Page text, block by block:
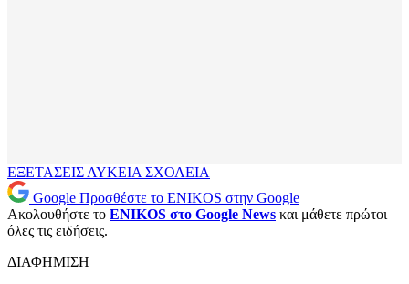
ΕΞΕΤΑΣΕΙΣ ΛΥΚΕΙΑ ΣΧΟΛΕΙΑ
Google Προσθέστε το ENIKOS στην Google
Ακολουθήστε το ENIKOS στο Google News και μάθετε πρώτοι
όλες τις ειδήσεις.
ΔΙΑΦΗΜΙΣΗ